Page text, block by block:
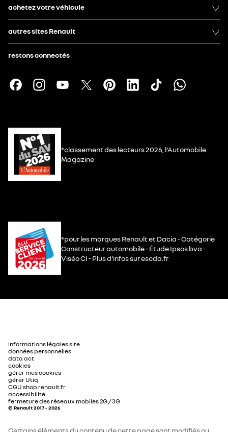
achetez votre véhicule
autres sites Renault
restons connectés
*classement des lecteurs 2026, l’Automobile
Magazine
*pour les marques Renault et Dacia - Catégorie
Constructeur automobile - Étude Ipsos bva -
Viséo CI - Plus d’infos sur escda.fr
informations légales site
données personnelles
data act
cookies
gérer mes cookies
gérer Utiq
CGU shop.renault.fr
accessibilité
fermeture des réseaux mobiles 2G / 3G
© Renault 2017 - 2026